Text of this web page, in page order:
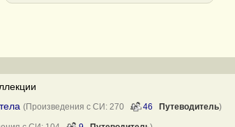
(Произведения с СИ: 270 46 Путеводитель)